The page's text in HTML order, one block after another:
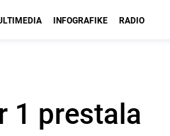
INFOGRAFIKE RADIO
1 prestala